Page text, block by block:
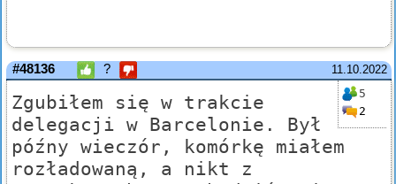
11.10.2022
#48136 ?
5
2
Zgubiłem się w trakcie
delegacji w Barcelonie. Był
późny wieczór, komórkę miałem
rozładowaną, a nikt z